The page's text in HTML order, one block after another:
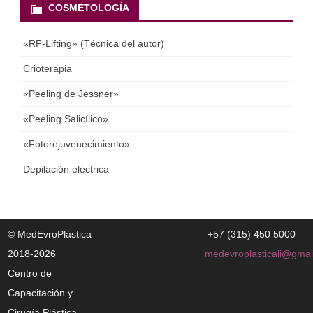
COSMETOLOGÍA
«RF-Lifting» (Técnica del autor)
Crioterapia
«Peeling de Jessner»
«Peeling Salicílico»
«Fotorejuvenecimiento»
Depilación eléctrica
© MedEvroPlástiсa
2018-2026
Centro de
Capacitación y
+57 (315) 450 5000